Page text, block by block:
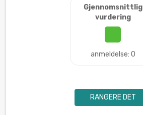
Gjennomsnittlig
vurdering
anmeldelse: 0
RANGERE DET